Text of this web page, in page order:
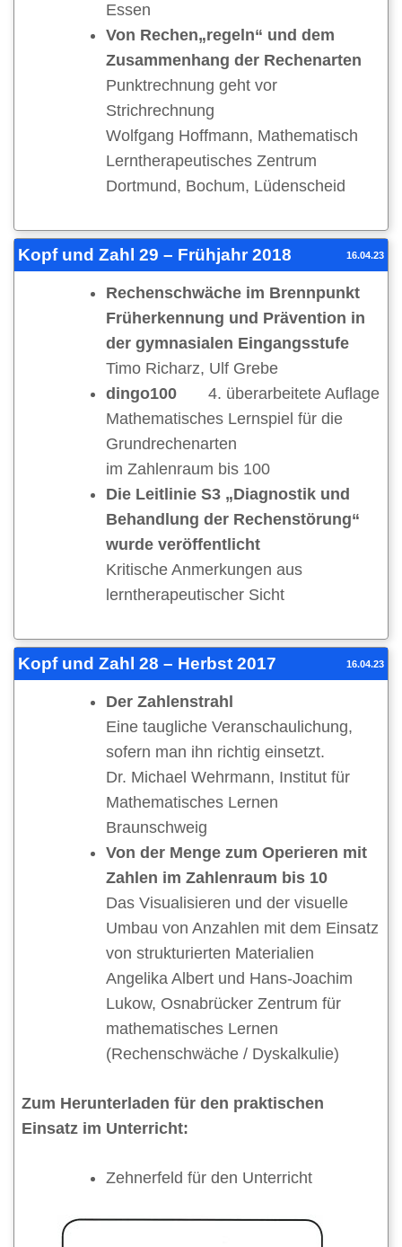
Essen
Von Rechen„regeln“ und dem
Zusammenhang der Rechenarten
Punktrechnung geht vor
Strichrechnung
Wolfgang Hoffmann, Mathematisch
Lerntherapeutisches Zentrum
Dortmund, Bochum, Lüdenscheid
Kopf und Zahl 29 – Frühjahr 2018 16.04.23
Rechenschwäche im Brennpunkt
Früherkennung und Prävention in
der gymnasialen Eingangsstufe
Timo Richarz, Ulf Grebe
dingo100 4. überarbeitete Auflage
Mathematisches Lernspiel für die
Grundrechenarten
im Zahlenraum bis 100
Die Leitlinie S3 „Diagnostik und
Behandlung der Rechenstörung“
wurde veröffentlicht
Kritische Anmerkungen aus
lerntherapeutischer Sicht
Kopf und Zahl 28 – Herbst 2017 16.04.23
Der Zahlenstrahl
Eine taugliche Veranschaulichung,
sofern man ihn richtig einsetzt.
Dr. Michael Wehrmann, Institut für
Mathematisches Lernen
Braunschweig
Von der Menge zum Operieren mit
Zahlen im Zahlenraum bis 10
Das Visualisieren und der visuelle
Umbau von Anzahlen mit dem Einsatz
von strukturierten Materialien
Angelika Albert und Hans-Joachim
Lukow, Osnabrücker Zentrum für
mathematisches Lernen
(Rechenschwäche / Dyskalkulie)
Zum Herunterladen für den praktischen
Einsatz im Unterricht:
Zehnerfeld für den Unterricht